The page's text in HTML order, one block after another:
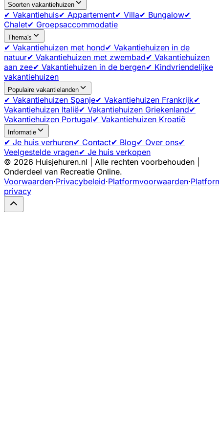
Soorten vakantiehuizen
✔ Vakantiehuis✔ Appartement✔ Villa✔ Bungalow✔
Chalet✔ Groepsaccommodatie
Thema's
✔ Vakantiehuizen met hond✔ Vakantiehuizen in de
natuur✔ Vakantiehuizen met zwembad✔ Vakantiehuizen
aan zee✔ Vakantiehuizen in de bergen✔ Kindvriendelijke
vakantiehuizen
Populaire vakantielanden
✔ Vakantiehuizen Spanje✔ Vakantiehuizen Frankrijk✔
Vakantiehuizen Italië✔ Vakantiehuizen Griekenland✔
Vakantiehuizen Portugal✔ Vakantiehuizen Kroatië
Informatie
✔ Je huis verhuren✔ Contact✔ Blog✔ Over ons✔
Veelgestelde vragen✔ Je huis verkopen
© 2026 Huisjehuren.nl | Alle rechten voorbehouden |
Onderdeel van Recreatie Online.
Voorwaarden·Privacybeleid·Platformvoorwaarden·
privacy